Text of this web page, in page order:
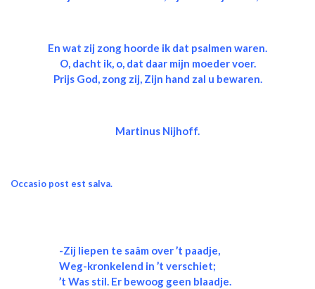
En wat zij zong hoorde ik dat psalmen waren.
O, dacht ik, o, dat daar mijn moeder voer.
Prijs God, zong zij, Zijn hand zal u bewaren.
Martinus Nijhoff.
Occasio post est salva.
-Zij liepen te saâm over ’t paadje,
Weg-kronkelend in ’t verschiet;
’t Was stil. Er bewoog geen blaadje.